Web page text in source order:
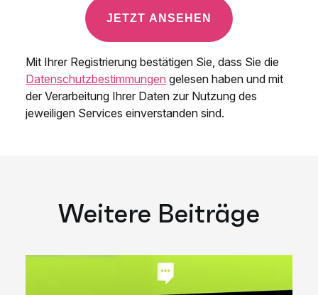
Weitere Beiträge